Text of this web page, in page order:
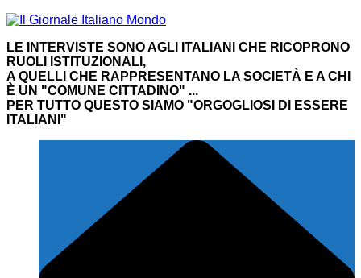
Salta
contenuto
LE INTERVISTE SONO AGLI ITALIANI CHE RICOPRONO
RUOLI ISTITUZIONALI,
A QUELLI CHE RAPPRESENTANO LA SOCIETÀ E A CHI
È UN "COMUNE CITTADINO" ...
PER TUTTO QUESTO SIAMO "ORGOGLIOSI DI ESSERE
ITALIANI"